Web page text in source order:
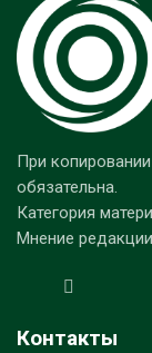
При
обязательна.
Категория
Мнение
Контакты